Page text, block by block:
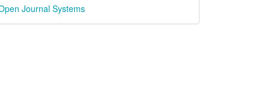
Journal Systems